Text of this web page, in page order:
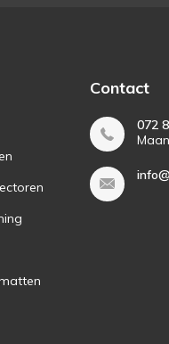
Contact
072